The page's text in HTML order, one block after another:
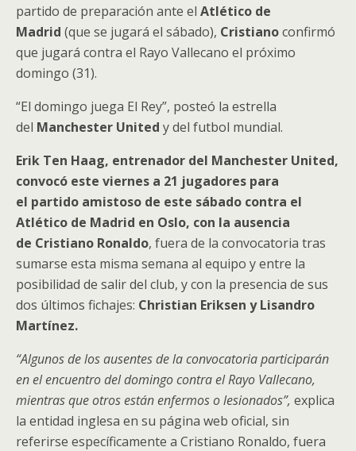
partido de preparación ante el Atlético de
Madrid (que se jugará el sábado), Cristianoconfirmó
que jugará contra el Rayo Vallecano el próximo
domingo (31).
“El domingo juega El Rey”, posteó la estrella
del Manchester United y del futbol mundial.
Erik Ten Haag, entrenador del Manchester United,
convocó este viernes a 21 jugadores para
el partido amistoso de este sábado contra el
Atlético de Madrid en Oslo, con la ausencia
de Cristiano Ronaldo, fuera de la convocatoria tras
sumarse esta misma semana al equipo y entre la
posibilidad de salir del club, y con la presencia de sus
dos últimos fichajes: Christian Eriksen y Lisandro
Martínez.
“Algunos de los ausentes de la convocatoria participarán
en el encuentro del domingo contra el Rayo Vallecano,
mientras que otros están enfermos o lesionados”, explica
la entidad inglesa en su página web oficial, sin
referirse específicamente a Cristiano Ronaldo, fuera